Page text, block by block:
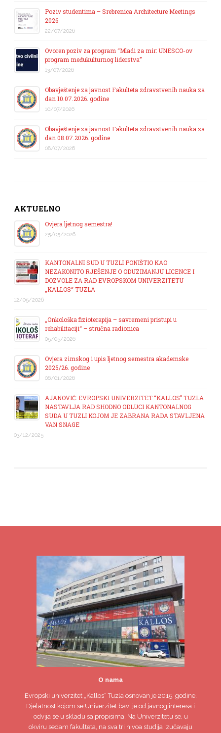
Poziv studentima – Srebrenica Architecture Meetings
2026
22/07/2026
Ovoren poziv za program “Mladi za mir: UNESCO-ov
program međukulturnog liderstva”
13/07/2026
Obavještenje za javnost Fakulteta zdravstvenih nauka za
dan 10.07.2026. godine
10/07/2026
Obavještenje za javnost Fakulteta zdravstvenih nauka za
dan 08.07.2026. godine
08/07/2026
AKTUELNO
Ovjera ljetnog semestra!
25/05/2026
KANTONALNI SUD U TUZLI PONIŠTIO KAO
NEZAKONITO RJEŠENJE O ODUZIMANJU LICENCE I
DOZVOLE ZA RAD EVROPSKOM UNIVERZITETU
„KALLOS“ TUZLA
12/05/2026
„Onkološka fizioterapija – savremeni pristupi u
rehabilitaciji“ – stručna radionica
05/05/2026
Ovjera zimskog i upis ljetnog semestra akademske
2025/26. godine
06/01/2026
AJANOVIĆ: EVROPSKI UNIVERZITET “KALLOS” TUZLA
NASTAVLJA RAD SHODNO ODLUCI KANTONALNOG
SUDA U TUZLI KOJOM JE ZABRANA RADA STAVLJENA
VAN SNAGE
03/12/2025
O nama
Evropski univerzitet„Kallos“ Tuzla osnovan je 2015. godine.
Djelatnost kojom se Univerzitet bavi je od javnog interesa i
odvija se u skladu sa propisima. Na Univerzitetu se, u
okviru sedam fakulteta, na sva tri nivoa studija izučavaju